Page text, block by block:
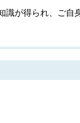
が得られ、ご自